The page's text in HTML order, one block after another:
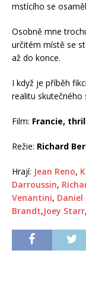
mstícího se
Osobně mne
určitém místě se
až do konce.
I když je příběh
realitu skutečného
Film: Francie,
Režie: Richard
Hrají: Jean Reno,
Darroussin,
Venantini, Daniel
Brandt,Joey Starr,